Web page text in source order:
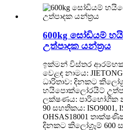
600kg සෝඩියම්
උත්පාදක යන්ත්‍රය
ඉක්මන් විස්තර
වෙළඳ නාමය:
ධාරිතාව: දිනකට
හයිපොක්ලෝරයිට්
ලක්ෂණය: පාරිභෝගික
90 සහතිකය: ISO9001,
OHSAS18001
දිනකට කිලෝග්‍රෑම් 600